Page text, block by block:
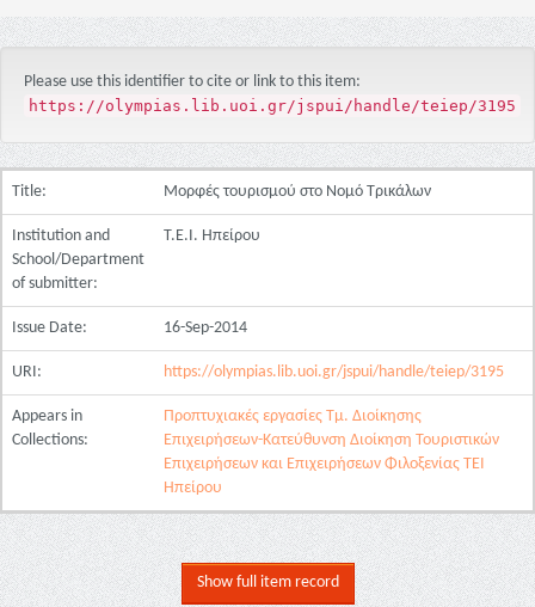
Please use this identifier to cite or link to this item:
https://olympias.lib.uoi.gr/jspui/handle/teiep/3195
Title: Μορφές τουρισμού στο Νομό Τρικάλων
Institution and
School/Department
of submitter:
Τ.Ε.Ι. Ηπείρου
Issue Date: 16-Sep-2014
URI: https://olympias.lib.uoi.gr/jspui/handle/teiep/3195
Appears in
Collections:
Προπτυχιακές εργασίες Τμ. Διοίκησης
Επιχειρήσεων-Κατεύθυνση Διοίκηση Τουριστικών
Επιχειρήσεων και Επιχειρήσεων Φιλοξενίας ΤΕΙ
Ηπείρου
Show full item record